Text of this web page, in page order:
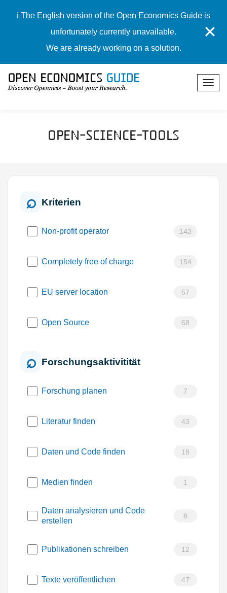
ℹ️ The English version of the Open Economics Guide is
unfortunately currently unavailable.
We are already working on a solution.
✕
Open-Science-Tools
Kriterien
Non-profit operator 143
Completely free of charge 154
EU server location 57
Open Source 68
Forschungsaktivitität
Forschung planen 7
Literatur finden 43
Daten und Code finden 18
Medien finden 1
Daten analysieren und Code
erstellen
8
Publikationen schreiben 12
Texte veröffentlichen 47